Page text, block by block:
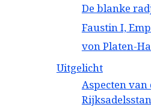
De blanke
Faustin I,
von Platen-
Uitgelicht
Aspecten